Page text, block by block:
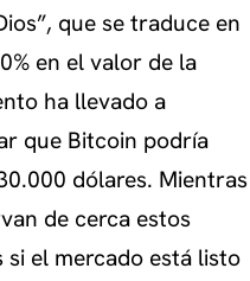
que se traduce en
en el valor de la
ha llevado a
que Bitcoin podría
dólares. Mientras
de cerca estos
el mercado está listo